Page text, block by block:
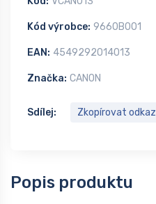
Kód výrobce: 9660B001
EAN: 4549292014013
Značka: CANON
Sdílej: Zkopírovat odkaz
Popis produktu